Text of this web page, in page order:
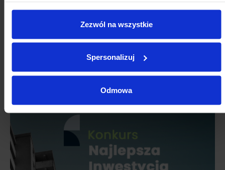
Zezwól na wszystkie
Spersonalizuj
Odmowa